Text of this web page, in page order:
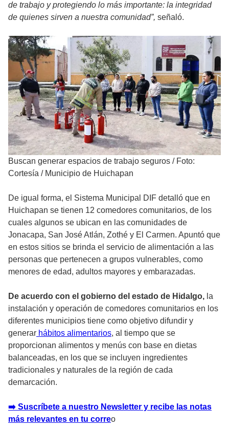
de trabajo y protegiendo lo más importante: la integridad
de quienes sirven a nuestra comunidad”, señaló.
Buscan generar espacios de trabajo seguros / Foto:
Cortesía / Municipio de Huichapan
De igual forma, el Sistema Municipal DIF detalló que en
Huichapan se tienen 12 comedores comunitarios, de los
cuales algunos se ubican en las comunidades de
Jonacapa, San José Atlán, Zothé y El Carmen. Apuntó que
en estos sitios se brinda el servicio de alimentación a las
personas que pertenecen a grupos vulnerables, como
menores de edad, adultos mayores y embarazadas.
De acuerdo con el gobierno del estado de Hidalgo, la
instalación y operación de comedores comunitarios en los
diferentes municipios tiene como objetivo difundir y
generar hábitos alimentarios, al tiempo que se
proporcionan alimentos y menús con base en dietas
balanceadas, en los que se incluyen ingredientes
tradicionales y naturales de la región de cada
demarcación.
➡️ Suscríbete a nuestro Newsletter y recibe las notas
más relevantes en tu correo